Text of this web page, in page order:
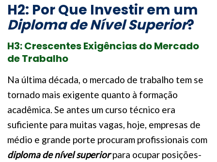
H2: Por Que Investir em um
Diploma de Nível Superior?
H3: Crescentes Exigências do Mercado
de Trabalho
Na última década, o mercado de trabalho tem se
tornado mais exigente quanto à formação
acadêmica. Se antes um curso técnico era
suficiente para muitas vagas, hoje, empresas de
médio e grande porte procuram profissionais com
diploma de nível superiorpara ocupar posições-